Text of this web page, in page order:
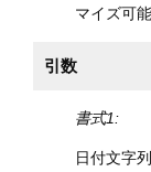
マイズ可能
引数
書式1:
日付文字